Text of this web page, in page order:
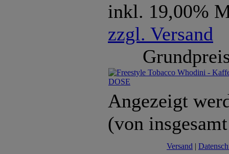
inkl. 19,00%
zzgl. Versand
Angezeigt
(von
Versand |